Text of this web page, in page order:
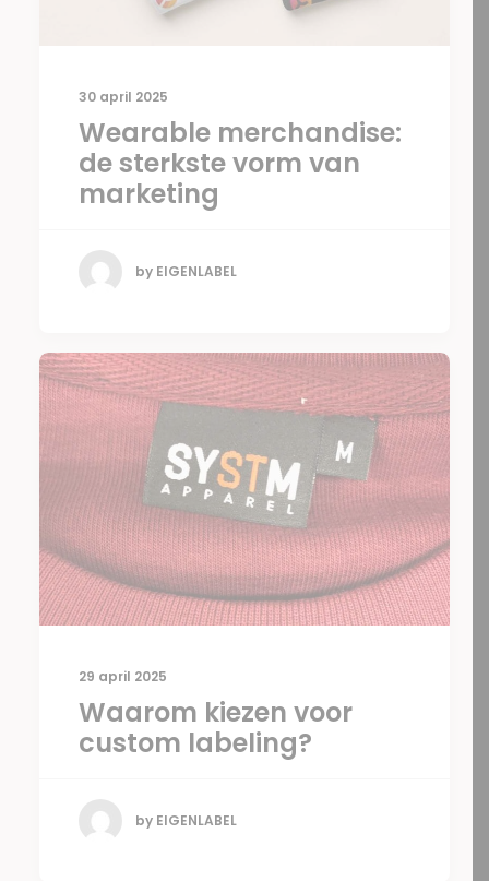
30 april 2025
Wearable merchandise:
de sterkste vorm van
marketing
by EIGENLABEL
29 april 2025
Waarom kiezen voor
custom labeling?
by EIGENLABEL